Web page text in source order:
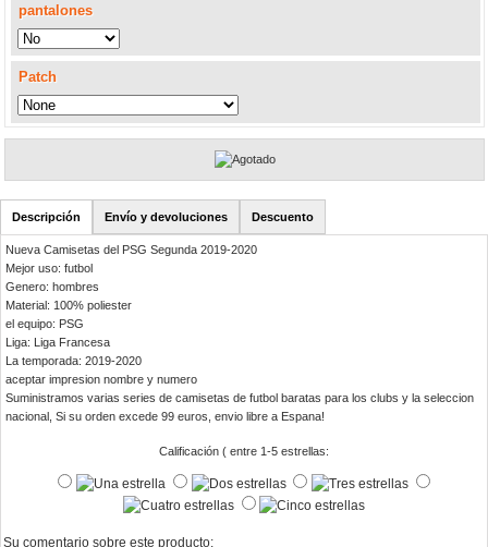
pantalones
Patch
Descripción Envío y devoluciones Descuento
Nueva Camisetas del PSG Segunda 2019-2020
Mejor uso: futbol
Genero: hombres
Material: 100% poliester
el equipo: PSG
Liga: Liga Francesa
La temporada: 2019-2020
aceptar impresion nombre y numero
Suministramos varias series de camisetas de futbol baratas para los clubs y la seleccion
nacional, Si su orden excede 99 euros, envio libre a Espana!
Calificación ( entre 1-5 estrellas:
Su comentario sobre este producto: